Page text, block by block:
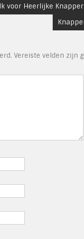
voor Heerlijke
Vereiste velden zijn